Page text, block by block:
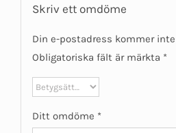
Skriv ett omdöme
Din e-postadress kommer
Obligatoriska fält är märkta *
Ditt omdöme *